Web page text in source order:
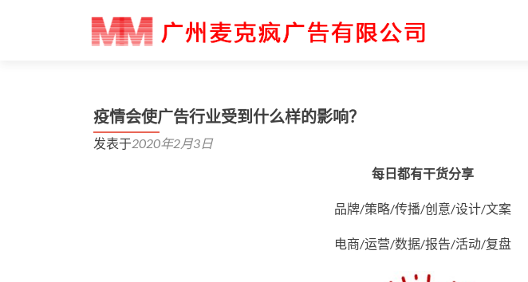
疫情会使广告行业受到什么样的影响？
发表于2020年2月3日
​每日都有干货分享
品牌/策略/传播/创意/设计/文案
电商/运营/数据/报告/活动/复盘